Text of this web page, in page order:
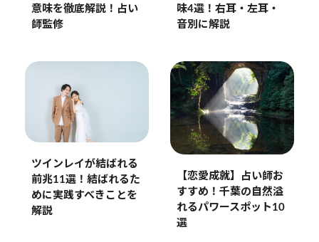
意味を徹底解説！占い
師監修
味4選！右耳・左耳・
音別に解説
ツインレイが結ばれる
前兆11選！結ばれるた
めに実践すべきことを
解説
【恋愛成就】占い師お
すすめ！千葉の自然溢
れるパワースポット10
選